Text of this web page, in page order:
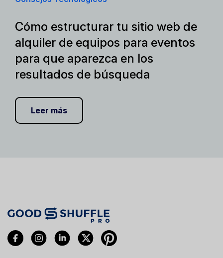
Cómo estructurar tu sitio web de
alquiler de equipos para eventos
para que aparezca en los
resultados de búsqueda
Leer más